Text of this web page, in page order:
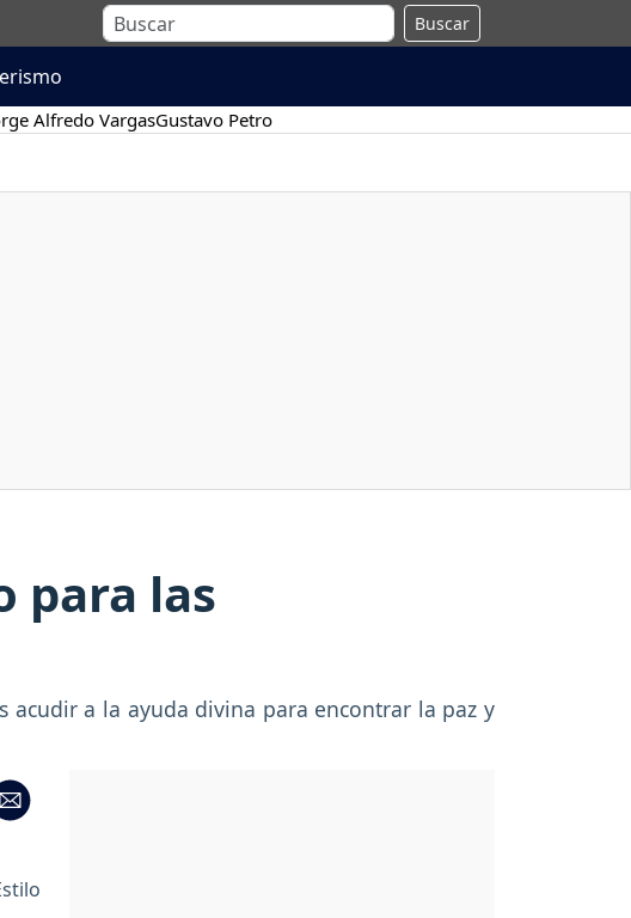
Buscar
Alfredo VargasGustavo Petro
para las
acudir a la ayuda divina para encontrar la paz y